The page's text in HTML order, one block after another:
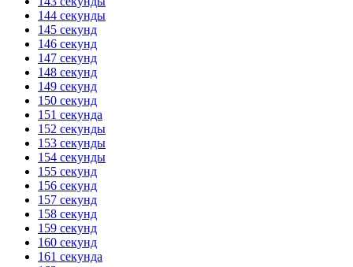
144 секунды
145 секунд
146 секунд
147 секунд
148 секунд
149 секунд
150 секунд
151 секунда
152 секунды
153 секунды
154 секунды
155 секунд
156 секунд
157 секунд
158 секунд
159 секунд
160 секунд
161 секунда